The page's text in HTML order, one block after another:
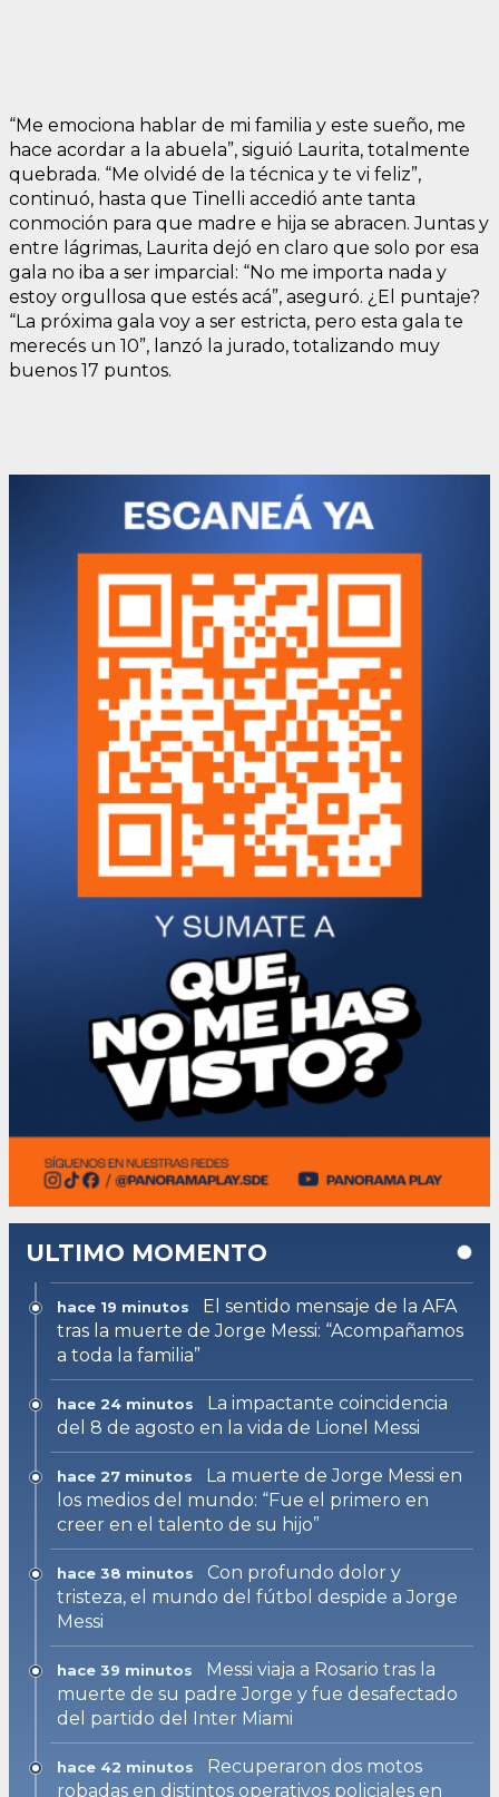
“Me emociona hablar de mi familia y este sueño, me
hace acordar a la abuela”, siguió Laurita, totalmente
quebrada. “Me olvidé de la técnica y te vi feliz”,
continuó, hasta que Tinelli accedió ante tanta
conmoción para que madre e hija se abracen. Juntas y
entre lágrimas, Laurita dejó en claro que solo por esa
gala no iba a ser imparcial: “No me importa nada y
estoy orgullosa que estés acá”, aseguró. ¿El puntaje?
“La próxima gala voy a ser estricta, pero esta gala te
merecés un 10”, lanzó la jurado, totalizando muy
buenos 17 puntos.
ULTIMO MOMENTO
hace 19 minutos
El sentido mensaje de la AFA
tras la muerte de Jorge Messi: “Acompañamos
a toda la familia”
hace 24 minutos
La impactante coincidencia
del 8 de agosto en la vida de Lionel Messi
hace 27 minutos
La muerte de Jorge Messi en
los medios del mundo: “Fue el primero en
creer en el talento de su hijo”
hace 38 minutos
Con profundo dolor y
tristeza, el mundo del fútbol despide a Jorge
Messi
hace 39 minutos
Messi viaja a Rosario tras la
muerte de su padre Jorge y fue desafectado
del partido del Inter Miami
hace 42 minutos
Recuperaron dos motos
robadas en distintos operativos policiales en